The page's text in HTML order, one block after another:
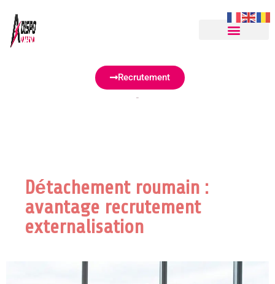
Recrutement
Adispointerim
Détachement roumain :
avantage recrutement
externalisation